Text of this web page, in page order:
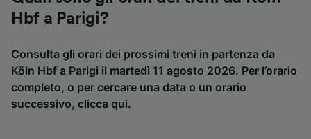
Hbf a Parigi?
Consulta gli orari dei prossimi treni in partenza da
Köln Hbf a Parigi il martedì 11 agosto 2026. Per l’orario
completo, o per cercare una data o un orario
successivo, clicca qui.